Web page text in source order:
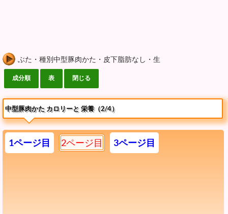
ぶた・種別中型豚肉かた・皮下脂肪なし・生
中型豚肉かた カロリーと 栄養（2/4）
1ページ目 2ページ目 3ページ目